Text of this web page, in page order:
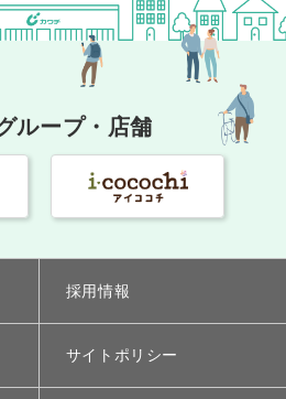
ループ・店舗
採用情報
サイトポリシー